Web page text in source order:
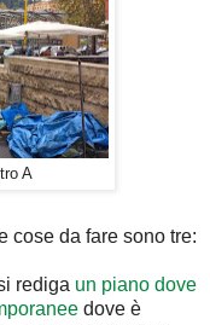
A
cose da fare sono tre:
rediga un piano dove
dove è